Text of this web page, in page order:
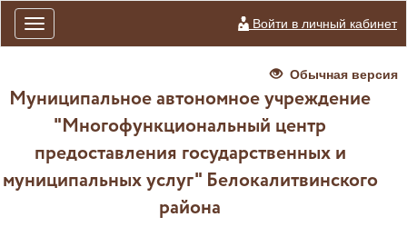
Toggle
navigation
Войти в личный кабинет
Обычная версия
Муниципальное автономное учреждение
"Многофункциональный центр
предоставления государственных и
муниципальных услуг" Белокалитвинского
района